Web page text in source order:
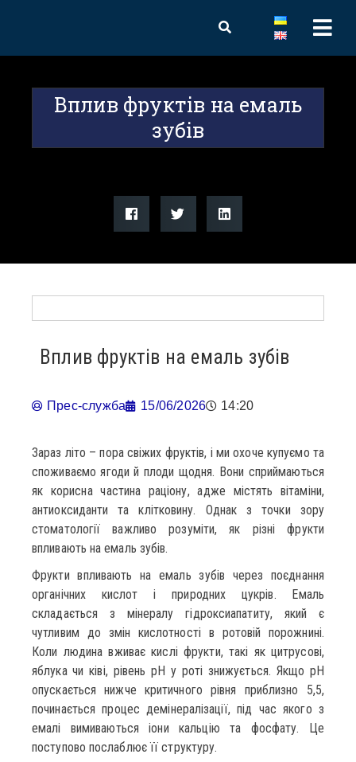
Вплив фруктів на емаль
зубів
Вплив фруктів на емаль зубів
Прес-служба 15/06/2026 14:20
Зараз літо – пора свіжих фруктів, і ми охоче купуємо та
споживаємо ягоди й плоди щодня. Вони сприймаються
як корисна частина раціону, адже містять вітаміни,
антиоксиданти та клітковину. Однак з точки зору
стоматології важливо розуміти, як різні фрукти
впливають на емаль зубів.
Фрукти впливають на емаль зубів через поєднання
органічних кислот і природних цукрів. Емаль
складається з мінералу гідроксиапатиту, який є
чутливим до змін кислотності в ротовій порожнині.
Коли людина вживає кислі фрукти, такі як цитрусові,
яблука чи ківі, рівень pH у роті знижується. Якщо pH
опускається нижче критичного рівня приблизно 5,5,
починається процес демінералізації, під час якого з
емалі вимиваються іони кальцію та фосфату. Це
поступово послаблює її структуру.